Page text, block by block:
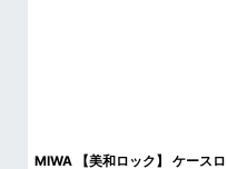
MIWA 【美和ロック】 ケースロ